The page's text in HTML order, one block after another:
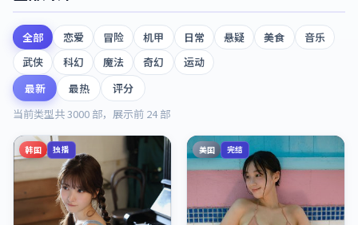
全部 恋爱 冒险 机甲 日常 悬疑 美食
音乐
武侠
科幻 魔法 奇幻
运动
最新
最热
评分
当前类型共3000 部，展示前 24部
韩国 独播 美国 完结